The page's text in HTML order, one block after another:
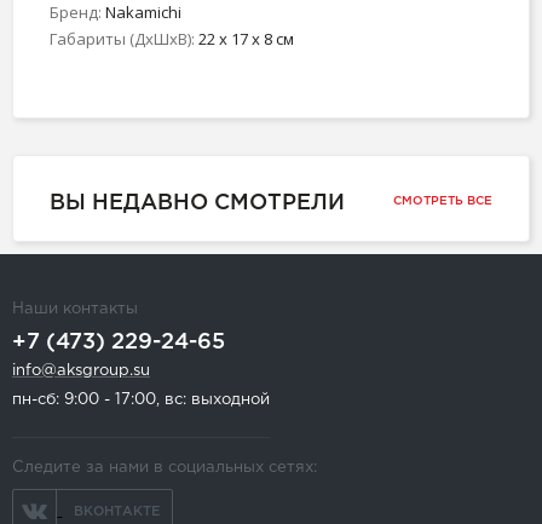
Бренд: Nakamichi
Габариты (ДхШхВ): 22 x 17 x 8 см
ВЫ НЕДАВНО СМОТРЕЛИ СМОТРЕТЬ ВСЕ
Наши контакты
+7 (473) 229-24-65
info@aksgroup.su
пн-сб: 9:00 - 17:00, вс: выходной
Следите за нами в социальных сетях:
ВКОНТАКТЕ